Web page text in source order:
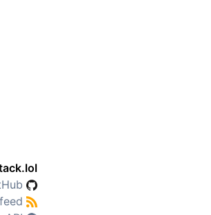
GitHub
RSS feed